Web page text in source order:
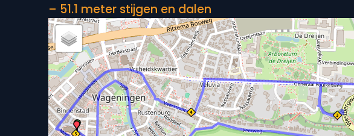
– 51.1 meter stijgen en dalen